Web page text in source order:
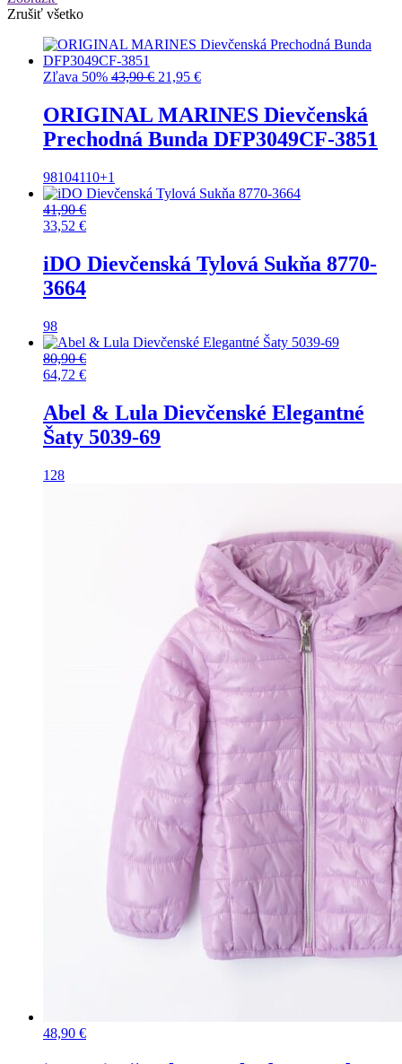
Zrušiť všetko
Zľava 50% 43,90€ Pôvodná
bola:
43,90 €.
21,95 €Aktuálna
je:
21,95 €.
ORIGINAL MARINES Dievčenská
Prechodná Bunda DFP3049CF-3851
98104110+1
41,90€
33,52 €
iDO Dievčenská Tylová Sukňa 8770-
3664
98
80,90€
64,72 €
Abel & Lula Dievčenské Elegantné
Šaty 5039-69
128
48,90 €